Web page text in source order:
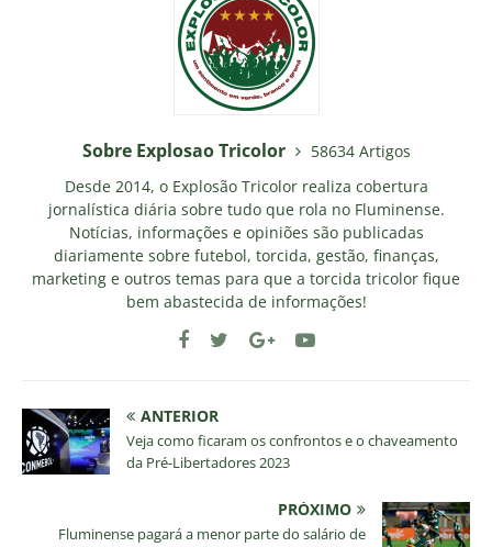
Sobre Explosao Tricolor
58634 Artigos
Desde 2014, o Explosão Tricolor realiza cobertura
jornalística diária sobre tudo que rola no Fluminense.
Notícias, informações e opiniões são publicadas
diariamente sobre futebol, torcida, gestão, finanças,
marketing e outros temas para que a torcida tricolor fique
bem abastecida de informações!
ANTERIOR
Veja como ficaram os confrontos e o chaveamento
da Pré-Libertadores 2023
PRÓXIMO
Fluminense pagará a menor parte do salário de